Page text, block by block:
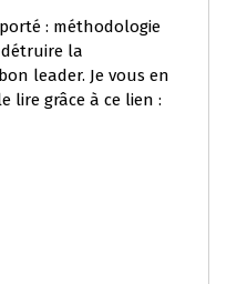
: méthodologie
la
leader. Je vous en
lire grâce à ce lien :